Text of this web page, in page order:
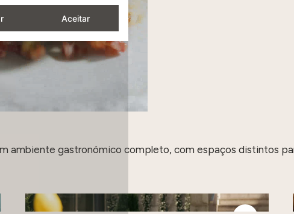
ambiente gastronómico completo, com espaços distintos
Aceitar